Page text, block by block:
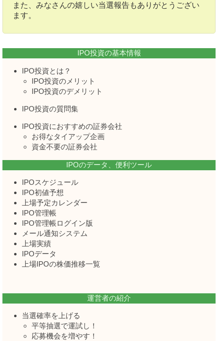
また、みなさんの嬉しい当選報告もありがとうござい
ます。
IPO投資の基本情報
IPO投資とは？
IPO投資のメリット
IPO投資のデメリット
IPO投資の質問集
IPO投資におすすめの証券会社
お得なタイアップ企画
資金不要の証券会社
IPOのデータ、便利ツール
IPOスケジュール
IPO初値予想
上場予定カレンダー
IPO管理帳
IPO管理帳ログイン版
メール通知システム
上場実績
IPOデータ
上場IPOの株価推移一覧
運営者の紹介
当選確率を上げる
平等抽選で運試し！
応募機会を増やす！